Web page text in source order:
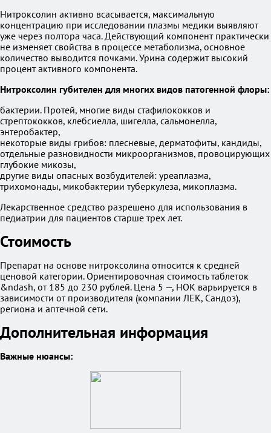
Нитроксолин активно всасывается, максимальную
концентрацию при исследовании плазмы медики выявляют
уже через полтора часа. Действующий компонент практически
не изменяет свойства в процессе метаболизма, основное
количество выводится почками. Урина содержит высокий
процент активного компонента.
Нитроксолин губителен для многих видов патогенной флоры:
бактерии. Протей, многие виды стафилококков и
стрептококков, клебсиелла, шигелла, сальмонелла,
энтеробактер,
некоторые виды грибов: плесневые, дерматофиты, кандиды,
отдельные разновидности микроорганизмов, провоцирующих
глубокие микозы,
другие виды опасных возбудителей: уреаплазма,
трихомонады, микобактерии туберкулеза, микоплазма.
Лекарственное средство разрешено для использования в
педиатрии для пациентов старше трех лет.
Стоимость
Препарат на основе нитроксолина относится к средней
ценовой категории. Ориентировочная стоимость таблеток
&ndash, от 185 до 230 рублей. Цена 5 —, НОК варьируется в
зависимости от производителя (компании ЛЕК, Сандоз),
региона и аптечной сети.
Дополнительная информация
Важные нюансы: